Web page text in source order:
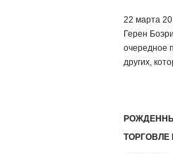
22 марта
Герен
очередное
других,